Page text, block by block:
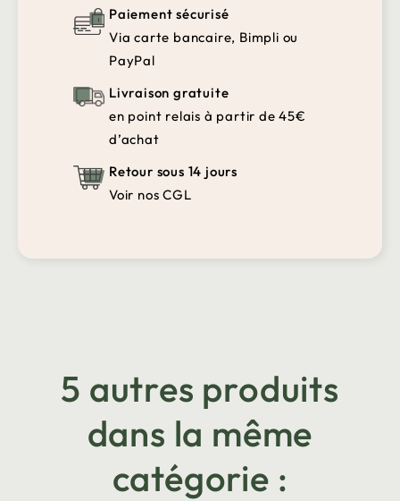
Paiement sécurisé
Via carte bancaire, Bimpli ou
PayPal
Livraison gratuite
en point relais à partir de 45€
d’achat
Retour sous 14 jours
Voir nos CGL
5 autres produits
dans la même
catégorie :